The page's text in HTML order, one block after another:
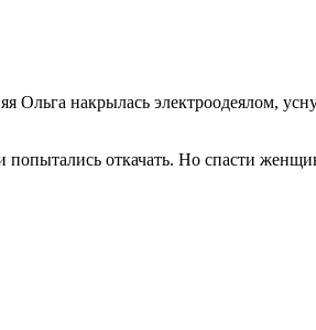
накрылась электроодеялом,
откачать. Но спасти